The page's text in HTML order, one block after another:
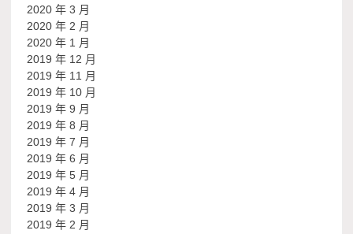
2020 年 3 月
2020 年 2 月
2020 年 1 月
2019 年 12 月
2019 年 11 月
2019 年 10 月
2019 年 9 月
2019 年 8 月
2019 年 7 月
2019 年 6 月
2019 年 5 月
2019 年 4 月
2019 年 3 月
2019 年 2 月